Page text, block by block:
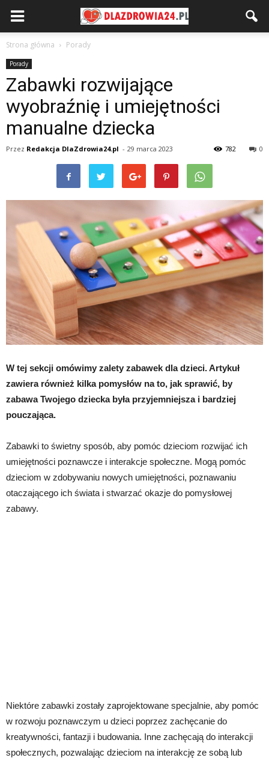
Strona główna Porady
Porady
Zabawki rozwijające
wyobraźnię i umiejętności
manualne dziecka
Przez Redakcja DlaZdrowia24.pl - 29 marca 2023 0
782
W tej sekcji omówimy zalety zabawek dla dzieci. Artykuł
zawiera również kilka pomysłów na to, jak sprawić, by
zabawa Twojego dziecka była przyjemniejsza i bardziej
pouczająca.
Zabawki to świetny sposób, aby pomóc dzieciom rozwijać ich
umiejętności poznawcze i interakcje społeczne. Mogą pomóc
dzieciom w zdobywaniu nowych umiejętności, poznawaniu
otaczającego ich świata i stwarzać okazje do pomysłowej
zabawy.
Niektóre zabawki zostały zaprojektowane specjalnie, aby pomóc
w rozwoju poznawczym u dzieci poprzez zachęcanie do
kreatywności, fantazji i budowania. Inne zachęcają do interakcji
społecznych, pozwalając dzieciom na interakcję ze sobą lub